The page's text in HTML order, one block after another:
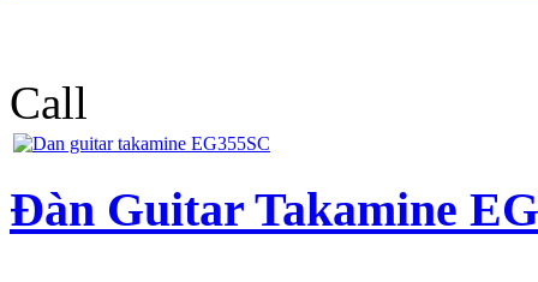
Call
Đàn Guitar Takamine